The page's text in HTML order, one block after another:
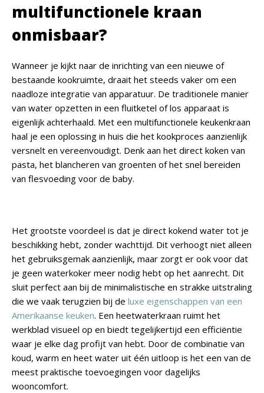
multifunctionele kraan
onmisbaar?
Wanneer je kijkt naar de inrichting van een nieuwe of
bestaande kookruimte, draait het steeds vaker om een
naadloze integratie van apparatuur. De traditionele manier
van water opzetten in een fluitketel of los apparaat is
eigenlijk achterhaald. Met een multifunctionele keukenkraan
haal je een oplossing in huis die het kookproces aanzienlijk
versnelt en vereenvoudigt. Denk aan het direct koken van
pasta, het blancheren van groenten of het snel bereiden
van flesvoeding voor de baby.
Het grootste voordeel is dat je direct kokend water tot je
beschikking hebt, zonder wachttijd. Dit verhoogt niet alleen
het gebruiksgemak aanzienlijk, maar zorgt er ook voor dat
je geen waterkoker meer nodig hebt op het aanrecht. Dit
sluit perfect aan bij de minimalistische en strakke uitstraling
die we vaak terugzien bij de luxe eigenschappen van een
Amerikaanse keuken. Een heetwaterkraan ruimt het
werkblad visueel op en biedt tegelijkertijd een efficiëntie
waar je elke dag profijt van hebt. Door de combinatie van
koud, warm en heet water uit één uitloop is het een van de
meest praktische toevoegingen voor dagelijks
wooncomfort.